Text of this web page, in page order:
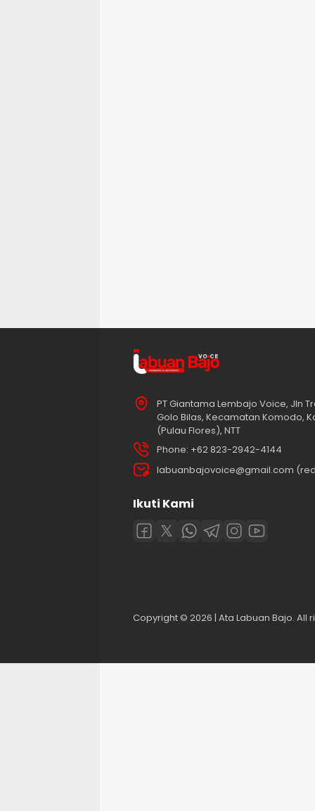
PT Giantama Lembajo Voice, Jln
Golo Bilas, Kecamatan Komodo,
(Pulau Flores), NTT
Phone: +62 823-2942-4144
labuanbajovoice@gmail.com
Ikuti Kami
Copyright © 2026 | Ata Labuan Bajo. All